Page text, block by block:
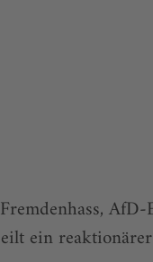
Fremdenhass,
eilt ein